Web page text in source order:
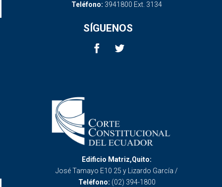
Teléfono: 3941800 Ext. 3134
SÍGUENOS
Edificio Matriz,Quito:
José Tamayo E10 25 y Lizardo García /
Teléfono: (02) 394-1800